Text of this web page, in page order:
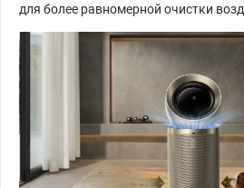
для более равномерной очистки